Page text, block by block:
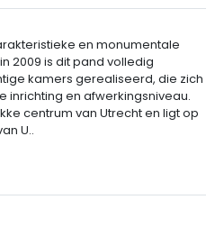
en monumentale
2009 is dit pand volledig
kamers gerealiseerd, die zich
inrichting en afwerkingsniveau.
centrum van Utrecht en ligt op
U..